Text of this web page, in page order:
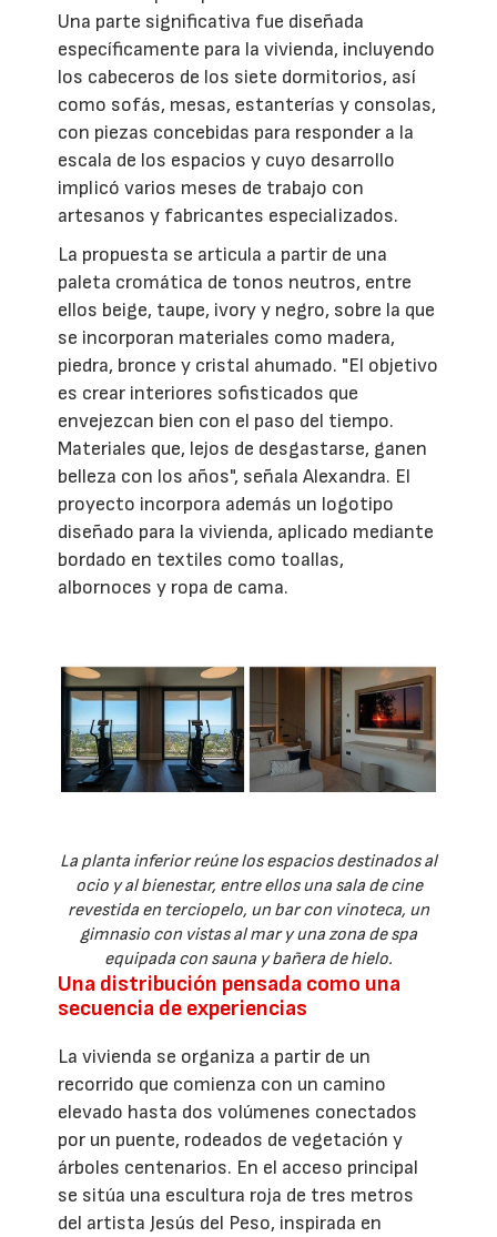
Una parte significativa fue diseñada
específicamente para la vivienda, incluyendo
los cabeceros de los siete dormitorios, así
como sofás, mesas, estanterías y consolas,
con piezas concebidas para responder a la
escala de los espacios y cuyo desarrollo
implicó varios meses de trabajo con
artesanos y fabricantes especializados.
La propuesta se articula a partir de una
paleta cromática de tonos neutros, entre
ellos beige, taupe, ivory y negro, sobre la que
se incorporan materiales como madera,
piedra, bronce y cristal ahumado. "El objetivo
es crear interiores sofisticados que
envejezcan bien con el paso del tiempo.
Materiales que, lejos de desgastarse, ganen
belleza con los años", señala Alexandra. El
proyecto incorpora además un logotipo
diseñado para la vivienda, aplicado mediante
bordado en textiles como toallas,
albornoces y ropa de cama.
La planta inferior reúne los espacios destinados al
ocio y al bienestar, entre ellos una sala de cine
revestida en terciopelo, un bar con vinoteca, un
gimnasio con vistas al mar y una zona de spa
equipada con sauna y bañera de hielo.
Una distribución pensada como una
secuencia de experiencias
La vivienda se organiza a partir de un
recorrido que comienza con un camino
elevado hasta dos volúmenes conectados
por un puente, rodeados de vegetación y
árboles centenarios. En el acceso principal
se sitúa una escultura roja de tres metros
del artista Jesús del Peso, inspirada en